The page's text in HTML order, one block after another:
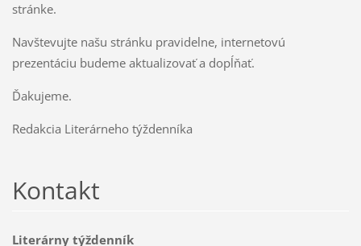
stránke.
Navštevujte našu stránku pravidelne, internetovú
prezentáciu budeme aktualizovať a dopĺňať.
Ďakujeme.
Redakcia Literárneho týždenníka
Kontakt
Literárny týždenník